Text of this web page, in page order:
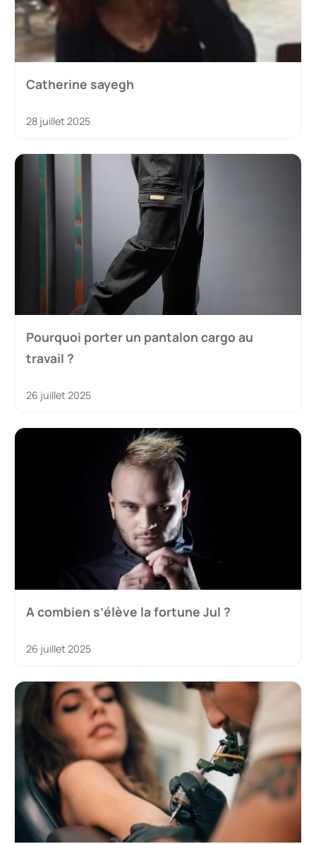
Catherine sayegh
28 juillet 2025
Pourquoi porter un pantalon cargo au
travail ?
26 juillet 2025
A combien s’élève la fortune Jul ?
26 juillet 2025